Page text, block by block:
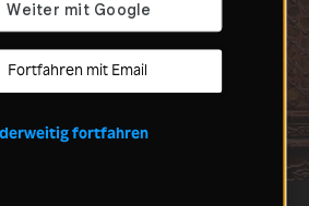
Fortfahren mit Email
fortfahren